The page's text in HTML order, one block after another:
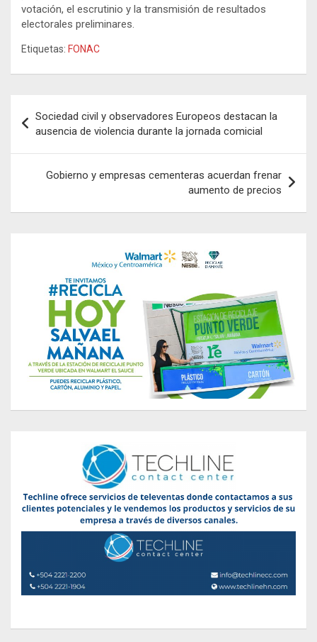
votación, el escrutinio y la transmisión de resultados
electorales preliminares.
Etiquetas: FONAC
de
entradas
Sociedad civil y observadores Europeos destacan la
ausencia de violencia durante la jornada comicial
Gobierno y empresas cementeras acuerdan frenar
aumento de precios